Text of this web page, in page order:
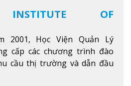
INSTITUTE OF
2001, Học Viện Quản Lý
cấp các chương trình đào
cầu thị trường và dẫn đầu